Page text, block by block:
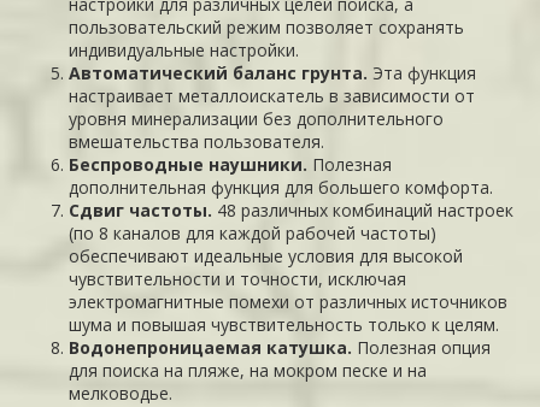
настройки для различных целей поиска, а
пользовательский режим позволяет сохранять
индивидуальные настройки.
Автоматический баланс грунта. Эта функция
настраивает металлоискатель в зависимости от
уровня минерализации без дополнительного
вмешательства пользователя.
Беспроводные наушники. Полезная
дополнительная функция для большего комфорта.
Сдвиг частоты. 48 различных комбинаций настроек
(по 8 каналов для каждой рабочей частоты)
обеспечивают идеальные условия для высокой
чувствительности и точности, исключая
электромагнитные помехи от различных источников
шума и повышая чувствительность только к целям.
Водонепроницаемая катушка. Полезная опция
для поиска на пляже, на мокром песке и на
мелководье.